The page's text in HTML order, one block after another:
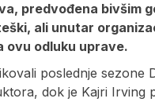
predvođena bivšim
ali unutar
ovu odluku uprave.
poslednje sezone
dok je Kajri